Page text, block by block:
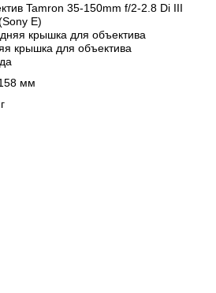
Tamron 35-150mm f/2-2.8 Di III
E)
крышка для объектива
крышка для объектива
мм